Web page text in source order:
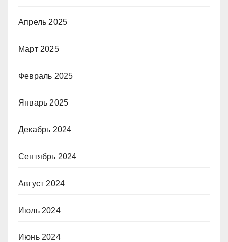
Апрель 2025
Март 2025
Февраль 2025
Январь 2025
Декабрь 2024
Сентябрь 2024
Август 2024
Июль 2024
Июнь 2024